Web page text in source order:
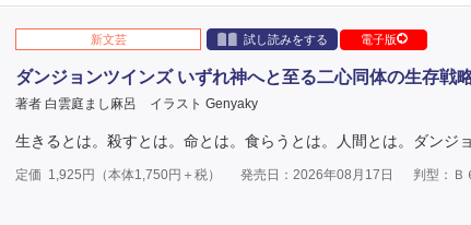
新文芸 試し読みをする 電子版
ダンジョンツインズ いずれ神へと至る二心同体の生存戦
著者 白雲庭まし麻呂 イラスト Genyaky
生きるとは。殺すとは。命とは。食らうとは。人間とは。ダンジョ
定価 1,925 円（本体1,750円＋税） 発売日：2026年08月17日 判型：Ｂ